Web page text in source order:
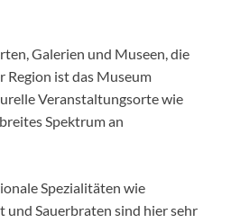
Galerien und Museen, die
Region ist das Museum
Veranstaltungsorte wie
Spektrum an
Spezialitäten wie
und Sauerbraten sind hier sehr